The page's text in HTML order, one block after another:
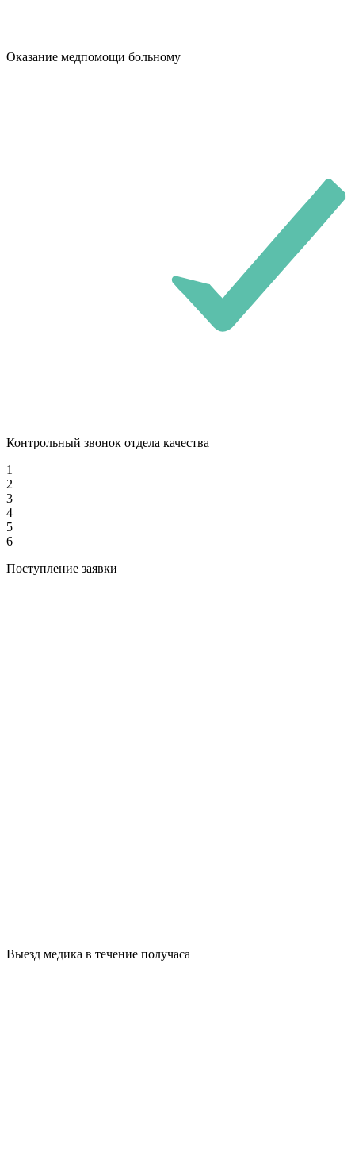
Оказание медпомощи больному
Контрольный звонок отдела качества
1
2
3
4
5
6
Поступление заявки
Выезд медика в течение получаса